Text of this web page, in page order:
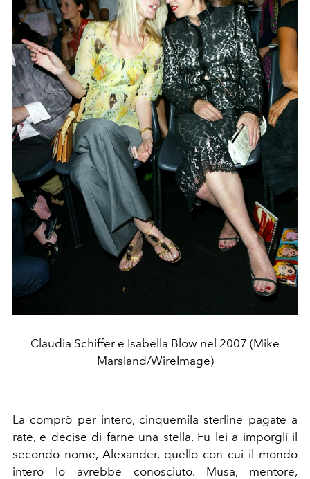
Claudia Schiffer e Isabella Blow nel 2007 (Mike
Marsland/WireImage)
La comprò per intero, cinquemila sterline pagate a
rate, e decise di farne una stella. Fu lei a imporgli il
secondo nome, Alexander, quello con cui il mondo
intero lo avrebbe conosciuto. Musa, mentore,